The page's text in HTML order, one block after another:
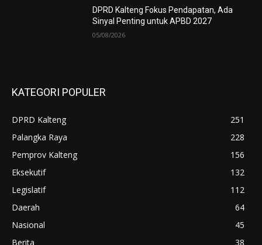
DPRD Kalteng Fokus Pendapatan, Ada
Sinyal Penting untuk APBD 2027
05/08/2026
KATEGORI POPULER
DPRD Kalteng
251
Palangka Raya
228
Pemprov Kalteng
156
Eksekutif
132
Legislatif
112
Daerah
64
Nasional
45
Berita
38